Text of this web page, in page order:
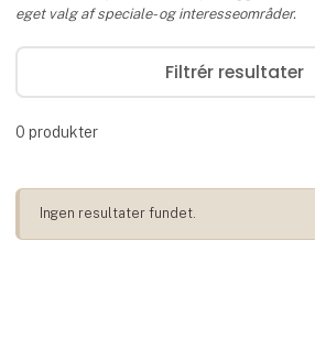
eget valg af speciale- og interesseområder.
Filtrér resultater
0 produkter
Ingen resultater fundet.